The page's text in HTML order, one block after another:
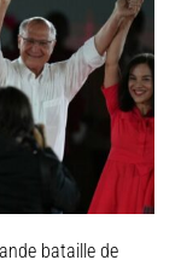
bataille de